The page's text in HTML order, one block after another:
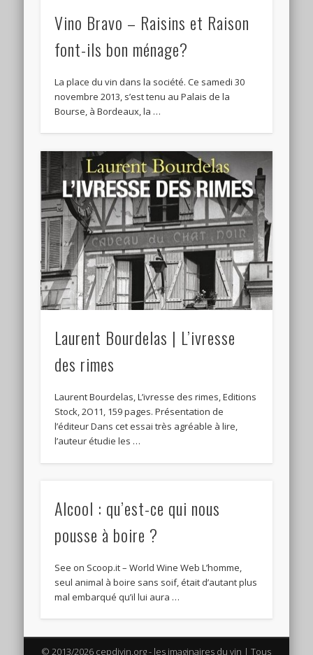
Vino Bravo – Raisins et Raison
font-ils bon ménage?
La place du vin dans la société. Ce samedi 30
novembre 2013, s’est tenu au Palais de la
Bourse, à Bordeaux, la …
Laurent Bourdelas | L’ivresse
des rimes
Laurent Bourdelas, L’ivresse des rimes, Editions
Stock, 2O11, 159 pages. Présentation de
l’éditeur Dans cet essai très agréable à lire,
l’auteur étudie les …
Alcool : qu’est-ce qui nous
pousse à boire ?
See on Scoop.it – World Wine Web L’homme,
seul animal à boire sans soif, était d’autant plus
mal embarqué qu’il lui aura …
© 2013/2026 cepdivin.org - les imaginaires du vin | Tous